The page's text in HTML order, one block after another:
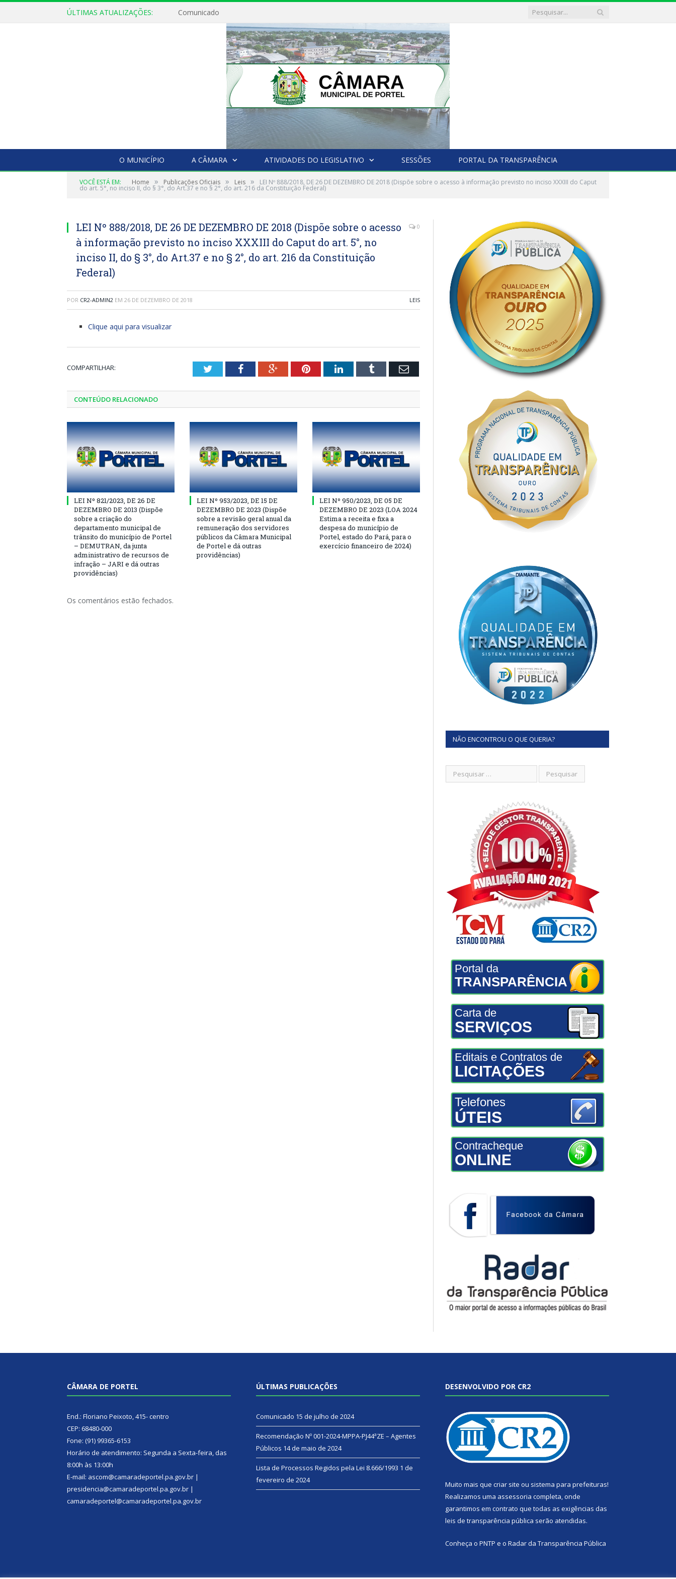
ÚLTIMAS ATUALIZAÇÕES: Comunicado
O MUNICÍPIO A CÂMARA ATIVIDADES DO LEGISLATIVO SESSÕES PORTAL DA TRANSPARÊNCIA
VOCÊ ESTÁ EM: Home » Publicações Oficiais » Leis » LEI Nº 888/2018, DE 26 DE DEZEMBRO DE 2018 (Dispõe sobre o acesso à informação previsto no inciso XXXIII do Caput
do art. 5°, no inciso II, do § 3°, do Art.37 e no § 2°, do art. 216 da Constituição Federal)
LEI Nº 888/2018, DE 26 DE DEZEMBRO DE 2018 (Dispõe sobre o acesso
à informação previsto no inciso XXXIII do Caput do art. 5°, no
inciso II, do § 3°, do Art.37 e no § 2°, do art. 216 da Constituição
Federal)
0
POR CR2-ADMIN2 EM 26 DE DEZEMBRO DE 2018 LEIS
Clique aqui para visualizar
COMPARTILHAR: TwitterFacebookGoogle+PinterestLinkedInTumblr Email
CONTEÚDO RELACIONADO
LEI Nº 821/2023, DE 26 DE
DEZEMBRO DE 2013 (Dispõe
sobre a criação do
departamento municipal de
trânsito do município de Portel
– DEMUTRAN, da junta
administrativo de recursos de
infração – JARI e dá outras
providências)
LEI Nº 953/2023, DE 15 DE
DEZEMBRO DE 2023 (Dispõe
sobre a revisão geral anual da
remuneração dos servidores
públicos da Câmara Municipal
de Portel e dá outras
providências)
LEI Nº 950/2023, DE 05 DE
DEZEMBRO DE 2023 (LOA 2024
Estima a receita e fixa a
despesa do município de
Portel, estado do Pará, para o
exercício financeiro de 2024)
Os comentários estão fechados.
NÃO ENCONTROU O QUE QUERIA?
Portal da
TRANSPARÊNCIA
Carta de
SERVIÇOS
Editais e Contratos de
LICITAÇÕES
Telefones
ÚTEIS
Contracheque
ONLINE
CÂMARA DE PORTEL
End.: Floriano Peixoto, 415- centro
CEP: 68480-000
Fone: (91) 99365-6153
Horário de atendimento: Segunda a Sexta-feira, das
8:00h às 13:00h
E-mail: ascom@camaradeportel.pa.gov.br |
presidencia@camaradeportel.pa.gov.br |
camaradeportel@camaradeportel.pa.gov.br
ÚLTIMAS PUBLICAÇÕES
Comunicado 15 de julho de 2024
Recomendação Nº 001-2024-MPPA-PJ44ªZE – Agentes
Públicos 14 de maio de 2024
Lista de Processos Regidos pela Lei 8.666/1993 1 de
fevereiro de 2024
DESENVOLVIDO POR CR2
Muito mais que criar site ou sistema para prefeituras!
Realizamos uma assessoria completa, onde
garantimos em contrato que todas as exigências das
leis de transparência pública serão atendidas.
Conheça o PNTP e o Radar da Transparência Pública